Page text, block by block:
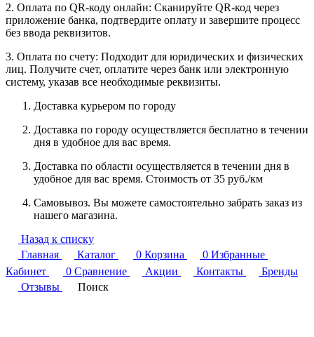
2. Оплата по QR-коду онлайн: Сканируйте QR-код через
приложение банка, подтвердите оплату и завершите процесс
без ввода реквизитов.
3. Оплата по счету: Подходит для юридических и физических
лиц. Получите счет, оплатите через банк или электронную
систему, указав все необходимые реквизиты.
Доставка курьером по городу
Доставка по городу осуществляется бесплатно в течении
дня в удобное для вас время.
Доставка по области осуществляется в течении дня в
удобное для вас время. Стоимость от 35 руб./км
Самовывоз. Вы можете самостоятельно забрать заказ из
нашего магазина.
Назад к списку
Главная
Каталог 0 Корзина 0 Избранные
Кабинет
0 Сравнение Акции Контакты
Бренды
Отзывы
Поиск